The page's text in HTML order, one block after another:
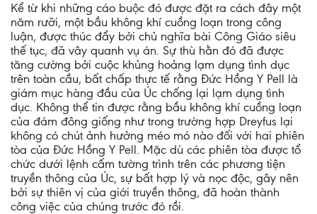
Kể từ khi những cáo buộc đó được đặt ra cách đây một
năm rưỡi, một bầu không khí cuồng loạn trong công
luận, được thúc đẩy bởi chủ nghĩa bài Công Giáo siêu
thế tục, đã vây quanh vụ án. Sự thù hằn đó đã được
tăng cường bởi cuộc khủng hoảng lạm dụng tình dục
trên toàn cầu, bất chấp thực tế rằng Đức Hồng Y Pell là
giám mục hàng đầu của Úc chống lại lạm dụng tình
dục. Không thể tin được rằng bầu không khí cuồng loạn
của đám đông giống như trong trường hợp Dreyfus lại
không có chút ảnh hưởng méo mó nào đối với hai phiên
tòa của Đức Hồng Y Pell. Mặc dù các phiên tòa được tổ
chức dưới lệnh cấm tường trình trên các phương tiện
truyền thông của Úc, sự bất hợp lý và nọc độc, gây nên
bởi sự thiên vị của giới truyền thông, đã hoàn thành
công việc của chúng trước đó rồi.